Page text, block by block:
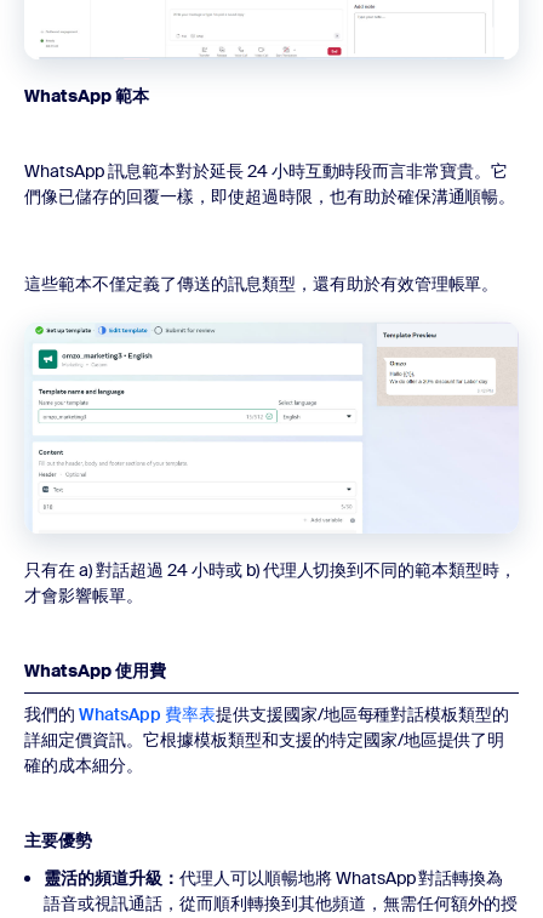
WhatsApp 範本
WhatsApp 訊息範本對於延長 24 小時互動時段而言非常寶貴。它
們像已儲存的回覆一樣，即使超過時限，也有助於確保溝通順暢。
這些範本不僅定義了傳送的訊息類型，還有助於有效管理帳單。
只有在 a) 對話超過 24 小時或 b) 代理人切換到不同的範本類型時，
才會影響帳單。
WhatsApp 使用費
我們的 WhatsApp 費率表提供支援國家/地區每種對話模板類型的
詳細定價資訊。它根據模板類型和支援的特定國家/地區提供了明
確的成本細分。
主要優勢
靈活的頻道升級： 代理人可以順暢地將 WhatsApp 對話轉換為
語音或視訊通話，從而順利轉換到其他頻道，無需任何額外的授